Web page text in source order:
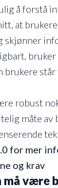
å forstå
at
skjønner
bruker
brukere står
robust
måte av
for mer
og krav
må være